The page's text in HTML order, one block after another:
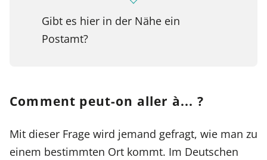
Gibt es hier in der Nähe ein
Postamt?
Comment peut-on aller à... ?
Mit dieser Frage wird jemand gefragt, wie man zu
einem bestimmten Ort kommt. Im Deutschen